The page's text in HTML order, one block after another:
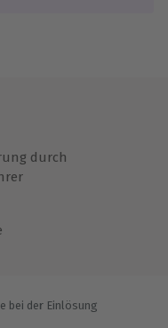
durch
bei der Einlösung